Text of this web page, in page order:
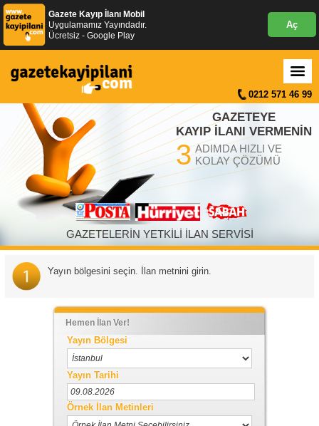
Gazete Kayıp İlanı Mobil
Uygulamamız Yayındadır.
Ücretsiz - Google Play
Aç
0212 571 46 99
GAZETEYE
KAYIP İLANI VERMENİN
3 ADIMDA HIZLI VE
KOLAY ÇÖZÜMÜ
GAZETELERİN YETKİLİ İLAN SERVİSİ
Yayın bölgesini seçin. İlan metnini girin.
Hemen İlan Ver!
Yayın Bölgesi
Yayın Tarihi
Örnek İlan Metinleri